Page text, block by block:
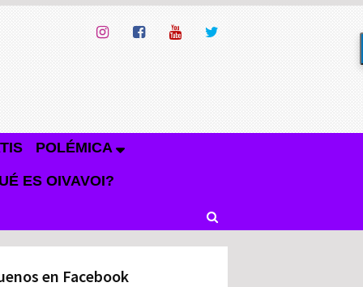
POLÉMICA
ES OIVAVOI?
en Facebook